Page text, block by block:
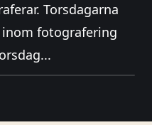
Torsdagarna
fotografering